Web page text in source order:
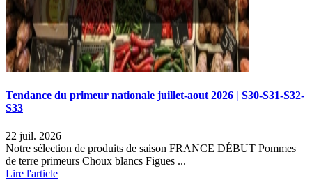
Tendance du primeur nationale juillet-aout 2026 | S30-S31-S32-
S33
22 juil. 2026
Notre sélection de produits de saison FRANCE DÉBUT Pommes
de terre primeurs Choux blancs Figues ...
Lire l'article